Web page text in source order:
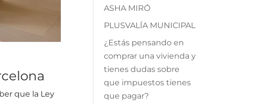
que la Ley
ASHA MIRÓ
PLUSVALÍA MUNICIPAL
¿Estás pensando en
comprar una vivienda y
tienes dudas sobre
que impuestos tienes
que pagar?